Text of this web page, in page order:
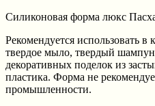
Силиконовая форма люкс
Рекомендуется использовать в
твердое мыло, твердый
декоративных поделок из
пластика. Форма не
промышленности.